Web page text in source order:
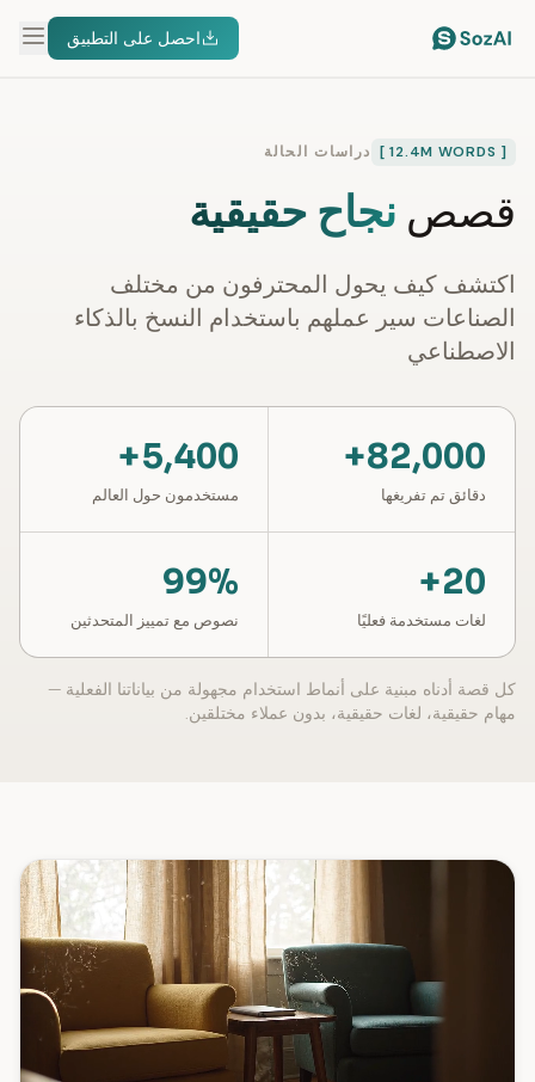
احصل على التطبيق
[ 12.4M WORDS ] دراسات الحالة
قصص نجاح حقيقية
اكتشف كيف يحول المحترفون من مختلف
الصناعات سير عملهم باستخدام النسخ بالذكاء
الاصطناعي
82,000+
دقائق تم تفريغها
5,400+
مستخدمون حول العالم
20+
لغات مستخدمة فعليًا
99%
نصوص مع تمييز المتحدثين
كل قصة أدناه مبنية على أنماط استخدام مجهولة من بياناتنا الفعلية —
مهام حقيقية، لغات حقيقية، بدون عملاء مختلقين.